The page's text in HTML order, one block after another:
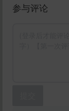
参与评论